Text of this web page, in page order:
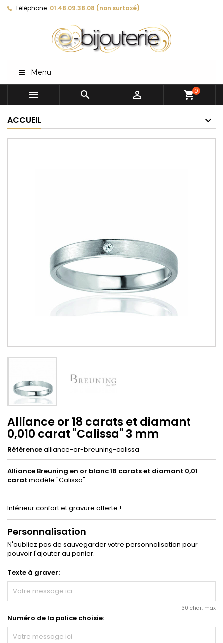
Téléphone: 01.48.09.38.08 (non surtaxé)
Menu
   shopping_cart0
ACCUEIL
Alliance or 18 carats et diamant
0,010 carat "Calissa" 3 mm
Référencealliance-or-breuning-calissa
Alliance Breuning en or blanc 18 carats et diamant 0,01
carat modèle "Calissa"
Intérieur confort et gravure offerte !
Personnalisation
N'oubliez pas de sauvegarder votre personnalisation pour
pouvoir l'ajouter au panier.
Texte à graver:
30 char. max
Numéro de la police choisie: